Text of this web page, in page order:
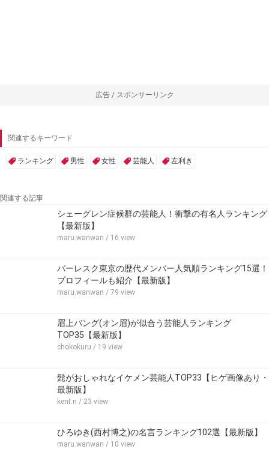
広告 / スポンサーリンク
関連するキーワード
ランキング 男性 女性 芸能人 左利き
関連する記事
シェーグレン症候群の芸能人！衝撃の有名人ランキング
【最新版】
maru.wanwan / 16 view
バーレスク東京の歴代メンバー人気順ランキング15選！
プロフィールも紹介【最新版】
maru.wanwan / 79 view
眉上バング(オン眉)が似合う芸能人ランキング
TOP35【最新版】
chokokuru / 19 view
髭がおしゃれなイケメン芸能人TOP33【ヒゲ画像あり・
最新版】
kent.n / 23 view
ひろゆき(西村博之)の名言ランキング102選【最新版】
maru.wanwan / 10 view